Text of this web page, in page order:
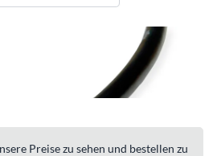
Preise zu sehen und bestellen zu